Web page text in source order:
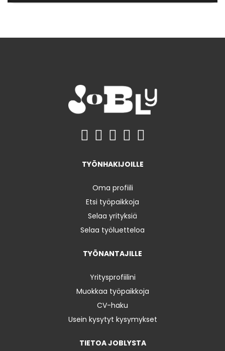
TYÖNHAKIJOILLE
Oma profiili
Etsi työpaikkoja
Selaa yrityksiä
Selaa työluetteloa
TYÖNANTAJILLE
Yritysprofiilini
Muokkaa työpaikkoja
CV-haku
Usein kysytyt kysymykset
TIETOA JOBLYSTA